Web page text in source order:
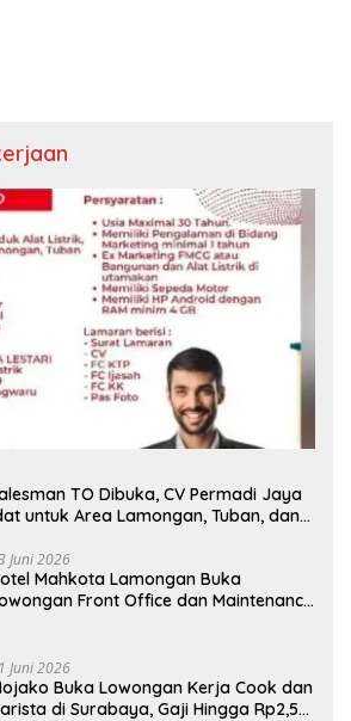
TO Dibuka, CV Permadi Jaya
untuk Area Lamongan, Tuban, dan
Juni 2026
Mahkota Lamongan Buka
Front Office dan Maintenance
Juni 2026
Buka Lowongan Kerja Cook dan
di Surabaya, Gaji Hingga Rp2,5